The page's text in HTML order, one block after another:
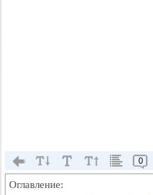
0
Оглавление: